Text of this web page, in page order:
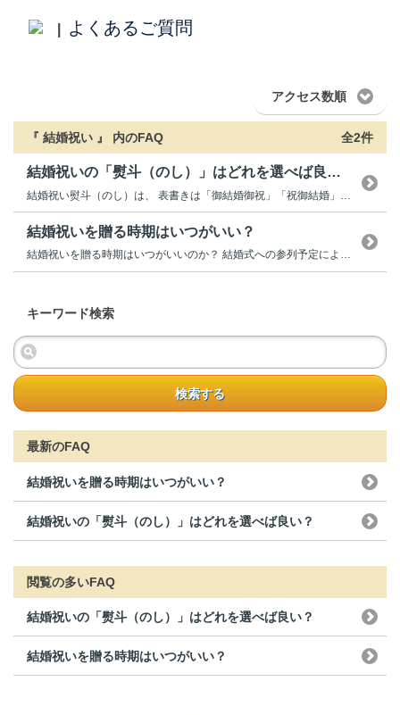
よくあるご質問
アクセス数順
『 結婚祝い 』 内のFAQ 全2件
結婚祝いの「熨斗（のし）」はどれを選べば良い？
結婚祝い熨斗（のし）は、 表書きは「御結婚御祝」「祝御結婚」「御結婚祝」「...
結婚祝いを贈る時期はいつがいい？
結婚祝いを贈る時期はいつがいいのか？ 結婚式への参列予定により異なります。...
キーワード検索
検索する
最新のFAQ
結婚祝いを贈る時期はいつがいい？
結婚祝いの「熨斗（のし）」はどれを選べば良い？
閲覧の多いFAQ
結婚祝いの「熨斗（のし）」はどれを選べば良い？
結婚祝いを贈る時期はいつがいい？